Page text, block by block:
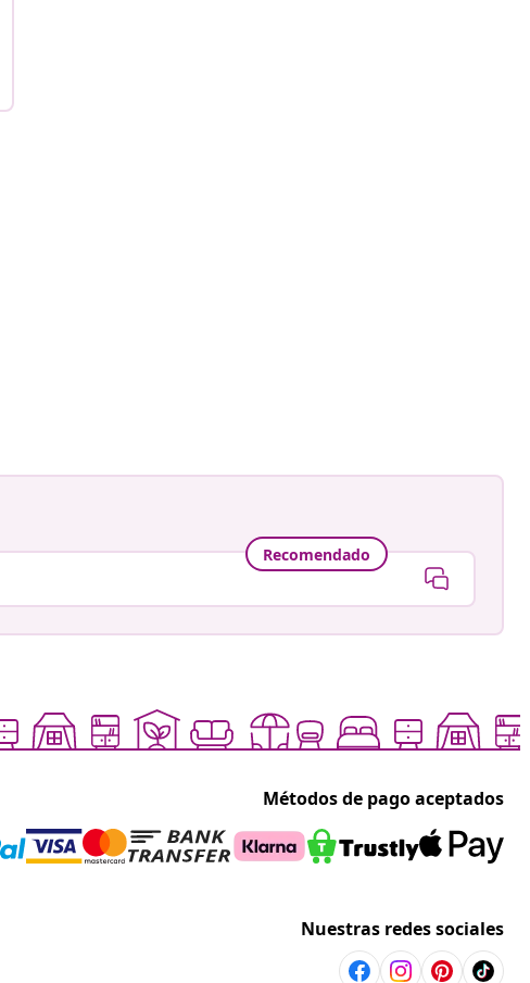
Recomendado
Métodos de pago aceptados
Nuestras redes sociales